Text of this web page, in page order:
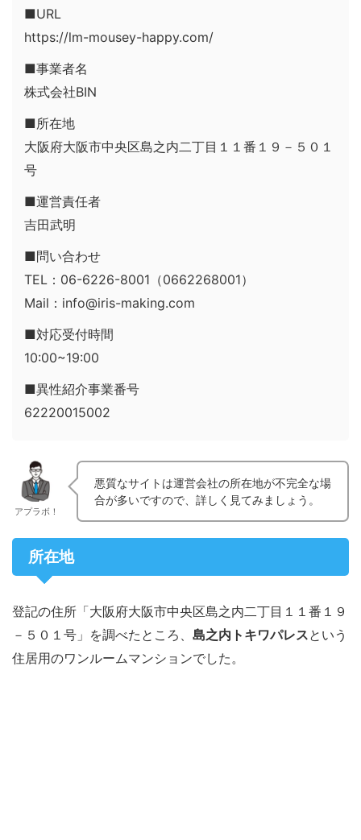
■URL
https://lm-mousey-happy.com/
■事業者名
株式会社BIN
■所在地
大阪府大阪市中央区島之内二丁目１１番１９－５０１
号
■運営責任者
吉田武明
■問い合わせ
TEL：06-6226-8001（0662268001）
Mail：info@iris-making.com
■対応受付時間
10:00~19:00
■異性紹介事業番号
62220015002
アプラボ！
悪質なサイトは運営会社の所在地が不完全な場
合が多いですので、詳しく見てみましょう。
所在地
登記の住所「大阪府大阪市中央区島之内二丁目１１番１９
－５０１号」を調べたところ、 島之内トキワパレスという
住居用のワンルームマンションでした。